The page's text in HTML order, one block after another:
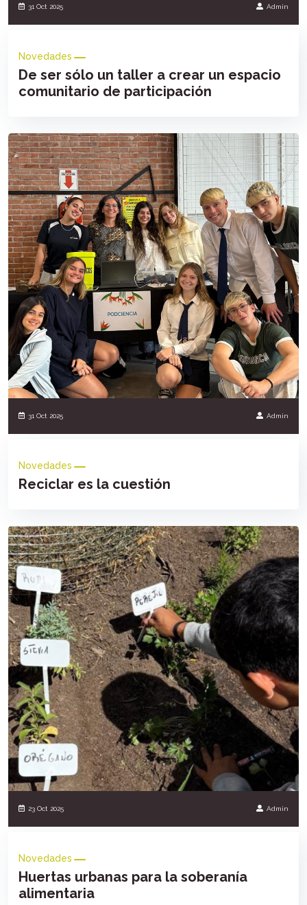
31 Oct 2025 Admin
Novedades
De ser sólo un taller a crear un espacio
comunitario de participación
31 Oct 2025 Admin
Novedades
Reciclar es la cuestión
23 Oct 2025 Admin
Novedades
Huertas urbanas para la soberanía
alimentaria